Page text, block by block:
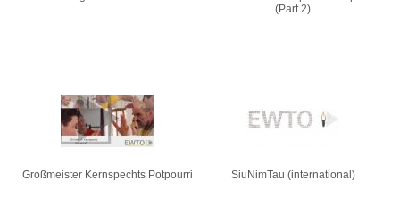
(Part 2)
Großmeister Kernspechts Potpourri SiuNimTau (international)